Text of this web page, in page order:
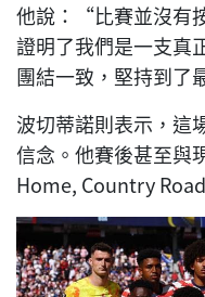
他說：“比賽並沒有
證明了我們是一支真
團結一致，堅持到了
波切蒂諾則表示，這
信念。他賽後甚至與
Home, Country